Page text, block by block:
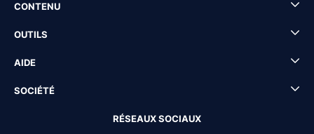
CONTENU
OUTILS
AIDE
SOCIÉTÉ
RÉSEAUX SOCIAUX